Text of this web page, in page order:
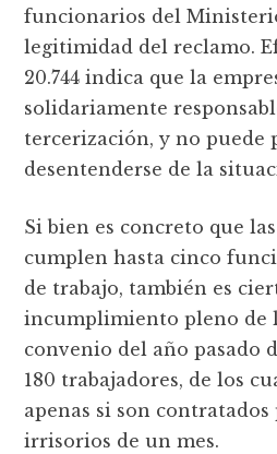
funcionarios del
legitimidad del reclamo.
20.744 indica que la
solidariamente
tercerización, y no puede
desentenderse de la
Si bien es concreto que
cumplen hasta cinco
de trabajo, también es
incumplimiento pleno de
convenio del año pasado
180 trabajadores, de los
apenas si son contratados
irrisorios de un mes.